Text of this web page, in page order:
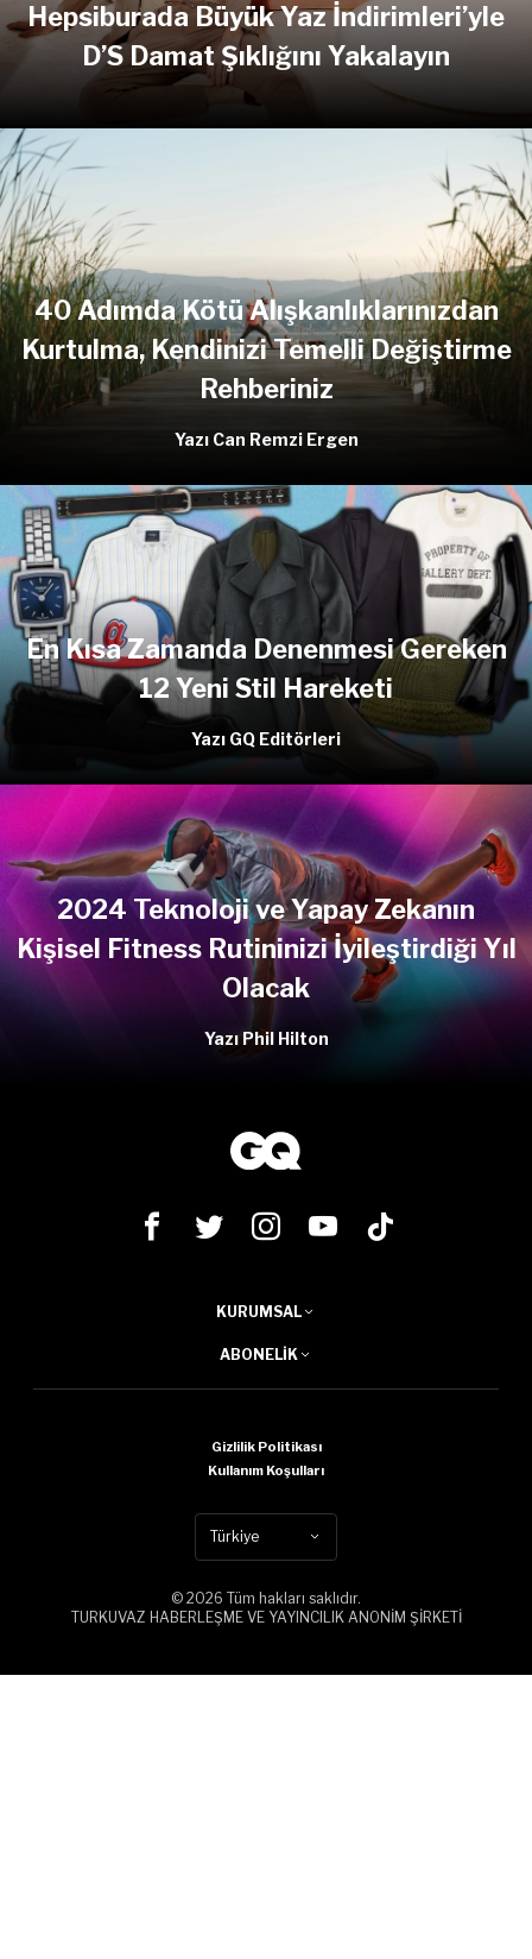
Hepsiburada Büyük Yaz İndirimleri’yle
D’S Damat Şıklığını Yakalayın
40 Adımda Kötü Alışkanlıklarınızdan
Kurtulma, Kendinizi Temelli Değiştirme
Rehberiniz
Yazı Can Remzi Ergen
En Kısa Zamanda Denenmesi Gereken
12 Yeni Stil Hareketi
Yazı GQ Editörleri
2024 Teknoloji ve Yapay Zekanın
Kişisel Fitness Rutininizi İyileştirdiği Yıl
Olacak
Yazı Phil Hilton
KURUMSAL
ABONELIK
Gizlilik Politikası
Kullanım Koşulları
Türkiye
© 2026 Tüm hakları saklıdır.
TURKUVAZ HABERLEŞME VE YAYINCILIK ANONİM ŞİRKETİ